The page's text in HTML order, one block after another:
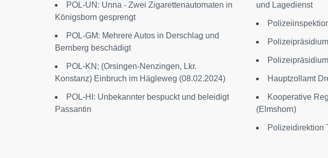
POL-UN: Unna - Zwei Zigarettenautomaten in
Königsborn gesprengt
POL-GM: Mehrere Autos in Derschlag und
Bernberg beschädigt
POL-KN: (Orsingen-Nenzingen, Lkr.
Konstanz) Einbruch im Hägleweg (08.02.2024)
POL-HI: Unbekannter bespuckt und beleidigt
Passantin
und Lagedienst
Hauptzollamt
Kooperative
(Elmshorn)
Polizeidirektion